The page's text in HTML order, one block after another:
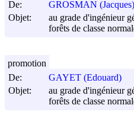
De:
GROSMAN (Jacques)
Objet:
au grade d'ingénieur
forêts de classe
De:
GAYET (Edouard)
Objet:
au grade d'ingénieur
forêts de classe
promotion